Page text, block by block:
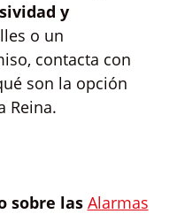
y
o un
contacta con
son la opción
Reina.
sobre las Alarmas